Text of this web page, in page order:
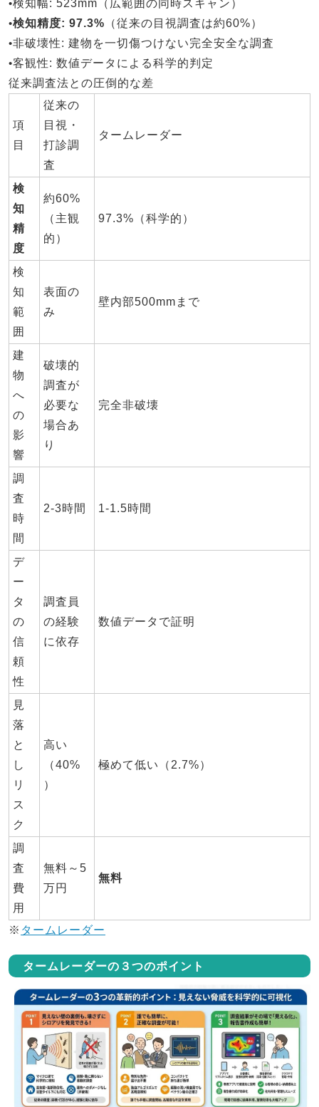
•検知幅: 523mm（広範囲の同時スキャン）
•検知精度: 97.3% （従来の目視調査は約60%）
•非破壊性: 建物を一切傷つけない完全安全な調査
•客観性: 数値データによる科学的判定
従来調査法との圧倒的な差
項
目
従来の
目視・
打診調
査
タームレーダー
検
知
精
度
約60%
（主観
的）
97.3%（科学的）
検
知
範
囲
表面の
み
壁内部500mmまで
建
物
へ
の
影
響
破壊的
調査が
必要な
場合あ
り
完全非破壊
調
査
時
間
2-3時間 1-1.5時間
デ
ー
タ
の
信
頼
性
調査員
の経験
に依存
数値データで証明
見
落
と
し
リ
ス
ク
高い
（40%
）
極めて低い（2.7%）
調
査
費
用
無料～5
万円
無料
※ タームレーダー
タームレーダーの３つのポイント